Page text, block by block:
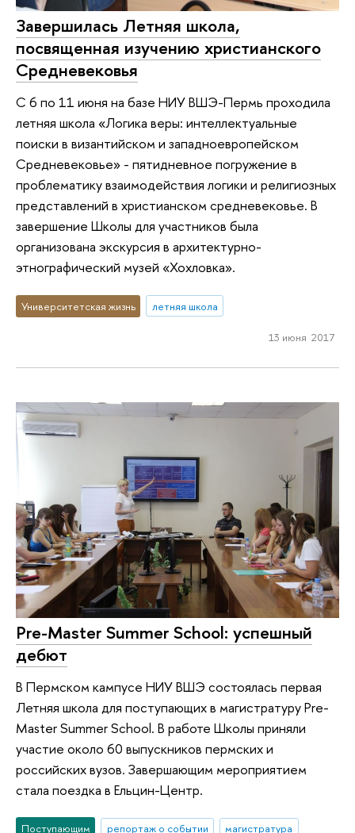
Завершилась Летняя школа,
посвященная изучению христианского
Средневековья
С 6 по 11 июня на базе НИУ ВШЭ-Пермь проходила
летняя школа «Логика веры: интеллектуальные
поиски в византийском и западноевропейском
Средневековье» - пятидневное погружение в
проблематику взаимодействия логики и религиозных
представлений в христианском средневековье. В
завершение Школы для участников была
организована экскурсия в архитектурно-
этнографический музей «Хохловка».
Университетская жизнь летняя школа
13 июня 2017
Pre-Master Summer School: успешный
дебют
В Пермском кампусе НИУ ВШЭ состоялась первая
Летняя школа для поступающих в магистратуру Pre-
Master Summer School. В работе Школы приняли
участие около 60 выпускников пермских и
российских вузов. Завершающим мероприятием
стала поездка в Ельцин-Центр.
Поступающим репортаж о событии магистратура